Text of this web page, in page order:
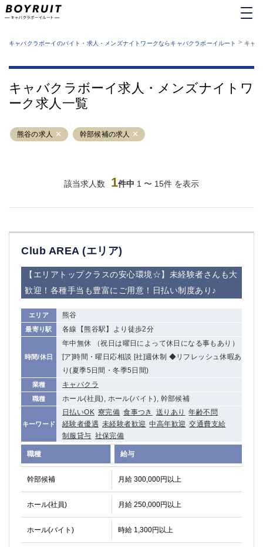
業種から探す
運営者情報
サイトマップ
キャバクラボーイのバイト・求人・メンズナイトワークならキャバクラボーイルート > キャ
キャバクラボーイ求人・メンズナイトワ
ーク求人一覧
熊谷の求人 幹部候補の求人
該当求人数 1件中 1 〜 15件 を表示
Club AREA (エリア)
【エリアトップクラスの安心環境☆】未経験者さんも大
歓迎！各種手当も豊富にご用意！日払い制度あり♪
エリア 熊谷
最寄り駅 各線【熊谷駅】より徒歩2分
時間/休日
年中無休 （祝日は曜日によって休日になる事もあり）
[ア]時間・曜日応相談 [社]週休制 ◆リフレッシュ休暇あ
り(夏季5日間・冬季5日間)
業種 キャバクラ
職種 ホール(社員), ホール(バイト), 幹部候補
キーワード
日払いOK 寮完備 食事つき 送りあり
年齢不問
経験者優遇 未経験者歓迎 中高年歓迎 交通費支給
制服貸与 社保完備
職種 給与
幹部候補 月給 300,000円以上
ホール(社員) 月給 250,000円以上
ホール(バイト) 時給 1,300円以上
六本木
池袋
新橋
渋谷
大和
立川
①六本木 ②西麻布
大山
赤坂
高円寺
蒲田東口
多摩センター
立川（南口）
浜松町
西葛西
葛西
府中
中目黒
ひばりヶ丘（北口）
学芸大学
吉祥寺（南口／公園口）
自由が丘
吉祥寺（北口／東口）
錦糸町南口
下北沢・経堂
金町（北口）
成増駅徒歩3分の好立地！①JR埼京線「赤羽駅」から徒歩2分 ②東
三軒茶屋（南口）
①歌舞伎町 ②新宿 ③新宿三丁目 ④西
蒲田(西口)
清瀬（南口）
①東武練馬 ②成増・板橋 ③大山 ②池袋
池袋東口
金町
大井町